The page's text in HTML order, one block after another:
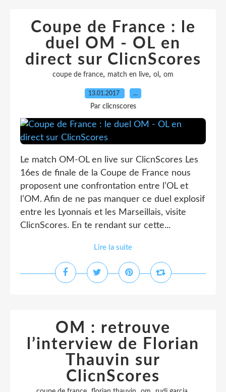
Coupe de France : le
duel OM - OL en
direct sur ClicnScores
coupe de france, match en live, ol , om
13.01.2017 …
Par clicnscores
Le match OM-OL en live sur ClicnScores Les
16es de finale de la Coupe de France nous
proposent une confrontation entre l’OL et
l’OM. Afin de ne pas manquer ce duel explosif
entre les Lyonnais et les Marseillais, visite
ClicnScores. En te rendant sur cette...
Lire la suite
OM : retrouve
l’interview de Florian
Thauvin sur
ClicnScores